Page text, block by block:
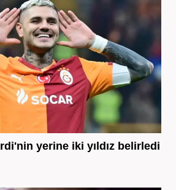
yerine iki yıldız belirledi